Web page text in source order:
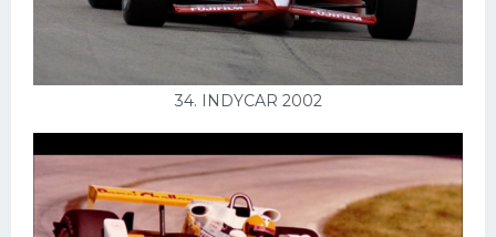
34. INDYCAR 2002